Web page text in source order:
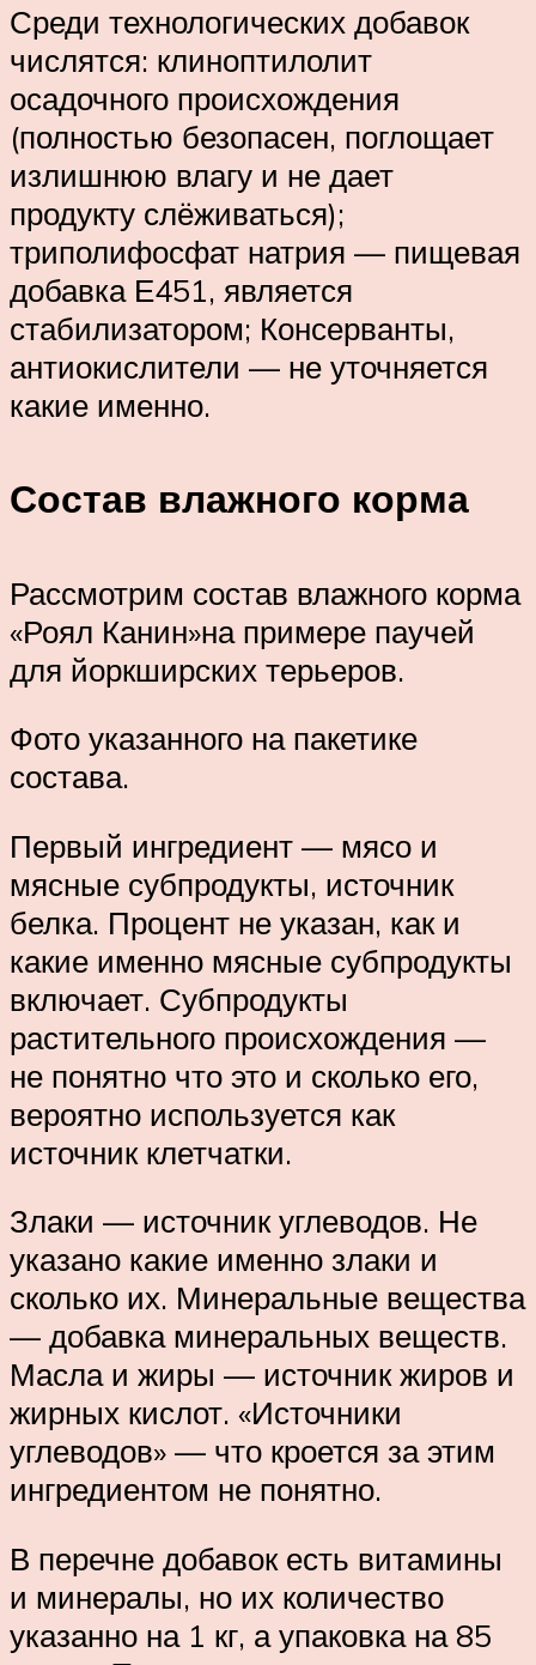
Среди технологических добавок
числятся: клиноптилолит
осадочного происхождения
(полностью безопасен, поглощает
излишнюю влагу и не дает
продукту слёживаться);
триполифосфат натрия — пищевая
добавка Е451, является
стабилизатором; Консерванты,
антиокислители — не уточняется
какие именно.
Состав влажного корма
Рассмотрим состав влажного корма
«Роял Канин»на примере паучей
для йоркширских терьеров.
Фото указанного на пакетике
состава.
Первый ингредиент — мясо и
мясные субпродукты, источник
белка. Процент не указан, как и
какие именно мясные субпродукты
включает. Субпродукты
растительного происхождения —
не понятно что это и сколько его,
вероятно используется как
источник клетчатки.
Злаки — источник углеводов. Не
указано какие именно злаки и
сколько их. Минеральные вещества
— добавка минеральных веществ.
Масла и жиры — источник жиров и
жирных кислот. «Источники
углеводов» — что кроется за этим
ингредиентом не понятно.
В перечне добавок есть витамины
и минералы, но их количество
указанно на 1 кг, а упаковка на 85